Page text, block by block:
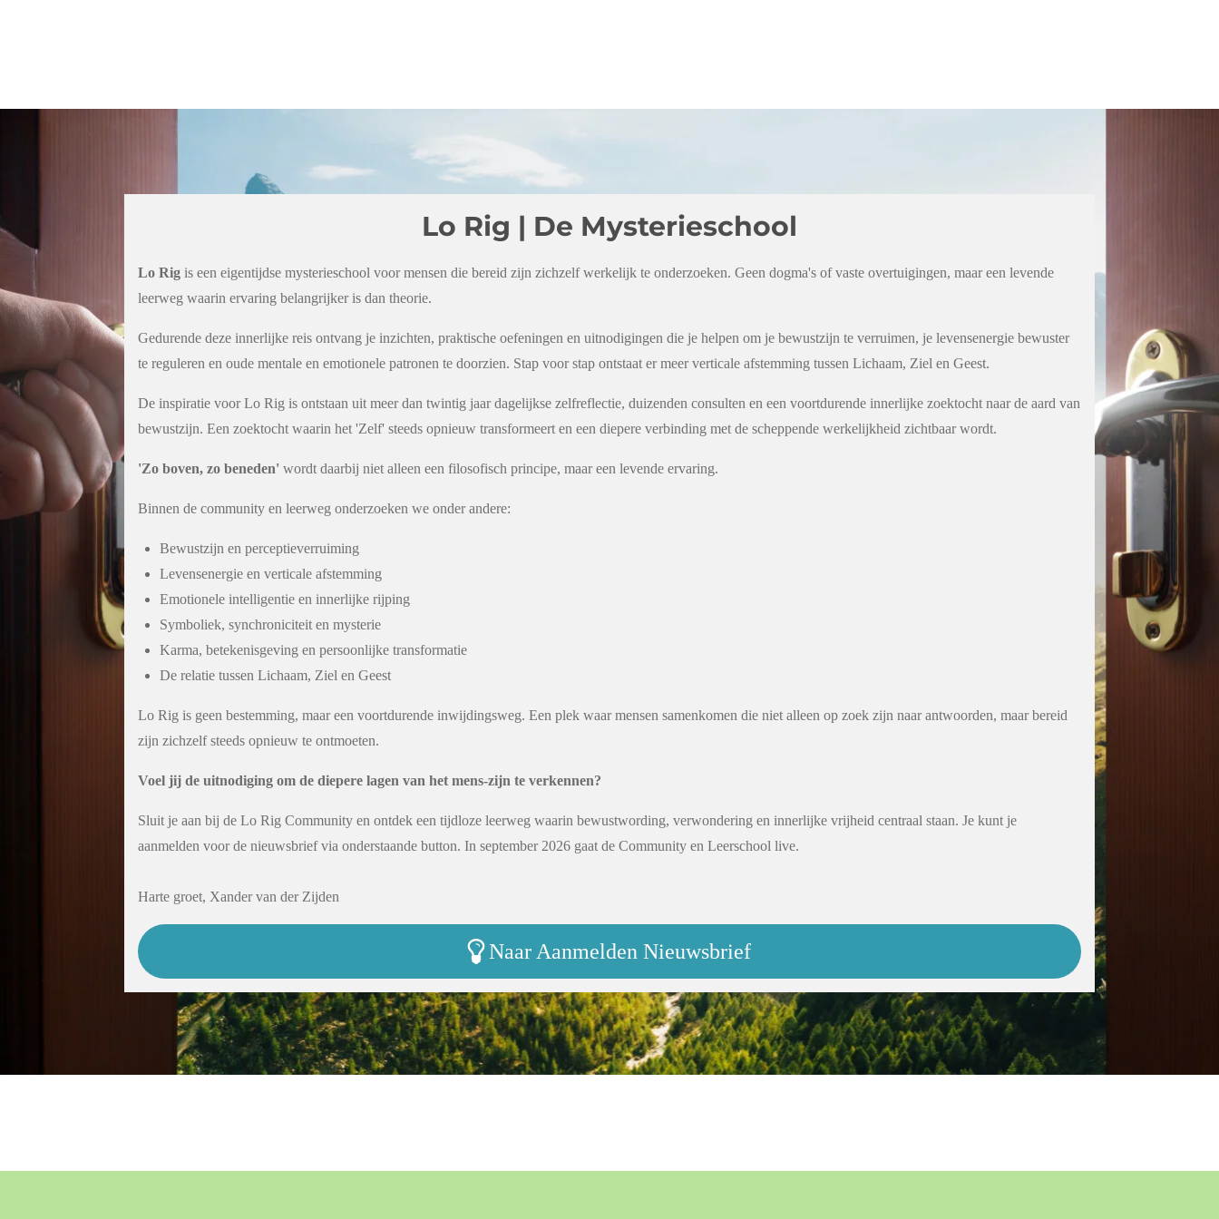
Lo Rig | De Mysterieschool
Lo Rig is een eigentijdse mysterieschool voor mensen die bereid zijn zichzelf werkelijk te onderzoeken. Geen dogma's of vaste overtuigingen, maar een levende
leerweg waarin ervaring belangrijker is dan theorie.
Gedurende deze innerlijke reis ontvang je inzichten, praktische oefeningen en uitnodigingen die je helpen om je bewustzijn te verruimen, je levensenergie bewuster
te reguleren en oude mentale en emotionele patronen te doorzien. Stap voor stap ontstaat er meer verticale afstemming tussen Lichaam, Ziel en Geest.
De inspiratie voor Lo Rig is ontstaan uit meer dan twintig jaar dagelijkse zelfreflectie, duizenden consulten en een voortdurende innerlijke zoektocht naar de aard van
bewustzijn. Een zoektocht waarin het 'Zelf' steeds opnieuw transformeert en een diepere verbinding met de scheppende werkelijkheid zichtbaar wordt.
'Zo boven, zo beneden' wordt daarbij niet alleen een filosofisch principe, maar een levende ervaring.
Binnen de community en leerweg onderzoeken we onder andere:
Bewustzijn en perceptieverruiming
Levensenergie en verticale afstemming
Emotionele intelligentie en innerlijke rijping
Symboliek, synchroniciteit en mysterie
Karma, betekenisgeving en persoonlijke transformatie
De relatie tussen Lichaam, Ziel en Geest
Lo Rig is geen bestemming, maar een voortdurende inwijdingsweg. Een plek waar mensen samenkomen die niet alleen op zoek zijn naar antwoorden, maar bereid
zijn zichzelf steeds opnieuw te ontmoeten.
Voel jij de uitnodiging om de diepere lagen van het mens-zijn te verkennen?
Sluit je aan bij de Lo Rig Community en ontdek een tijdloze leerweg waarin bewustwording, verwondering en innerlijke vrijheid centraal staan. Je kunt je
aanmelden voor de nieuwsbrief via onderstaande button. In september 2026 gaat de Community en Leerschool live.
Harte groet, Xander van der Zijden
Naar Aanmelden Nieuwsbrief